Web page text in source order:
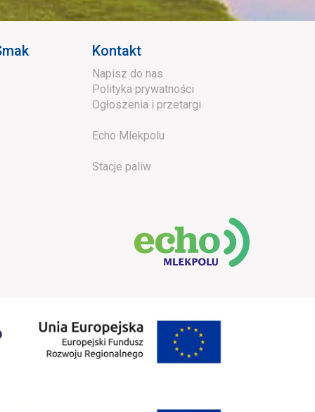
Kontakt
Napisz do nas
Polityka prywatności
Ogłoszenia i przetargi
Echo Mlekpolu
Stacje paliw